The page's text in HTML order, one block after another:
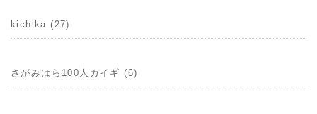
kichika (27)
さがみはら100人カイギ (6)